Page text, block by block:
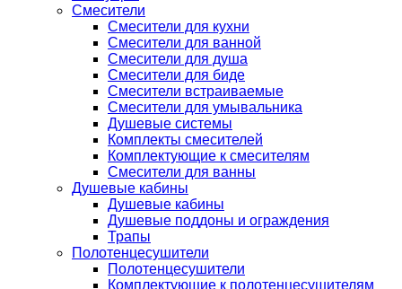
Смесители
Смесители для кухни
Смесители для ванной
Смесители для душа
Смесители для биде
Смесители встраиваемые
Смесители для умывальника
Душевые системы
Комплекты смесителей
Комплектующие к смесителям
Смесители для ванны
Душевые кабины
Душевые кабины
Душевые поддоны и ограждения
Трапы
Полотенцесушители
Полотенцесушители
Комплектующие к полотенцесушителям